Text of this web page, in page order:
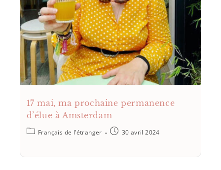
17 mai, ma prochaine permanence
d’élue à Amsterdam
Français de l’étranger 30 avril 2024